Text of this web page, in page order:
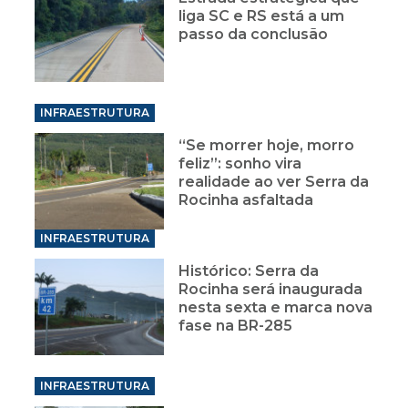
liga SC e RS está a um
passo da conclusão
INFRAESTRUTURA
“Se morrer hoje, morro
feliz”: sonho vira
realidade ao ver Serra da
Rocinha asfaltada
INFRAESTRUTURA
Histórico: Serra da
Rocinha será inaugurada
nesta sexta e marca nova
fase na BR-285
INFRAESTRUTURA